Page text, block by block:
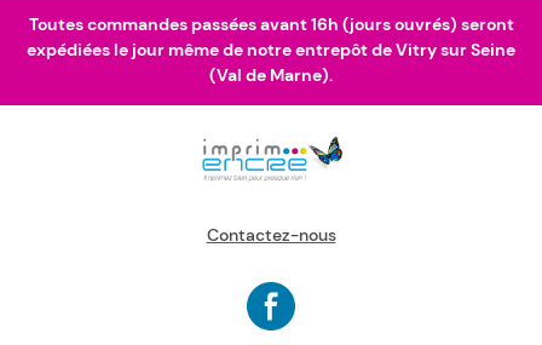
Toutes commandes passées avant 16h (jours ouvrés) seront
expédiées le jour même de notre entrepôt de Vitry sur Seine
(Val de Marne).
Contactez-nous